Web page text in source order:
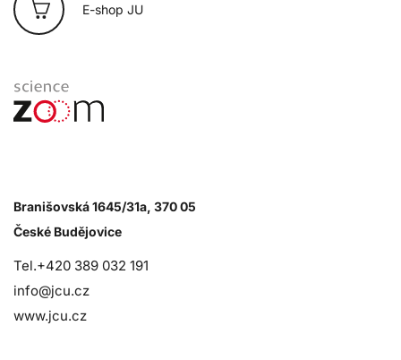
E-shop JU
Branišovská 1645/31a, 370 05
České Budějovice
Tel.+420 389 032 191
info@jcu.cz
www.jcu.cz